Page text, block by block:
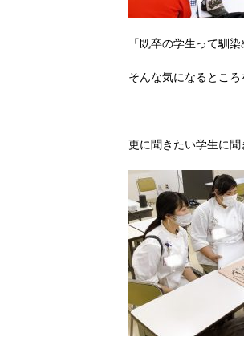
「既卒の学生って馴
そんな気になるとこ
更に聞きたい学生に